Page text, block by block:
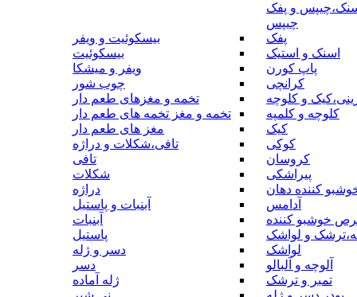
و پفک
چیپس
پفک
اسنک و استیک
پاپ کورن
کرانچی
و کلوچه
کلوچه و کلمپه
کیک
کوکی
کروسان
پیراشکی
کننده دهان
آدامس
خوشبو کننده
و لواشک
لواشک
آلوچه و آلبالو
تمبر و ترشک
بیسکوئیت و ویفر
بیسکوئیت
ویفر و میشکا
چوب شور
تخمه و مغزهای طعم دار
تخمه و مغز تخمه های طعم دار
مغز های طعم دار
تافی،شکلات و دراژه
تافی
شکلات
دراژه
آبنبات و پاستیل
آبنبات
پاستیل
دسر و ژله
دسر
ژله آماده